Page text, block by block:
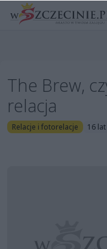
The Brew,
relacja
Relacje i fotorelacje 16